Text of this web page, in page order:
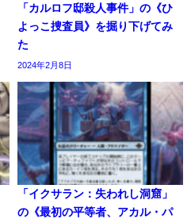
「カルロフ邸殺人事件」の《ひ
よっこ捜査員》を掘り下げてみ
た
2024年2月8日
「イクサラン：失われし洞窟」
の《最初の平等者、アカル・パ